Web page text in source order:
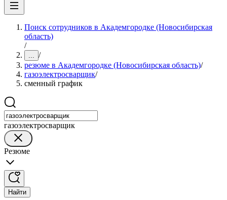
Поиск сотрудников в Академгородке (Новосибирская
область)
/
... /
резюме в Академгородке (Новосибирская область)/
газоэлектросварщик/
сменный график
газоэлектросварщик
Резюме
Найти